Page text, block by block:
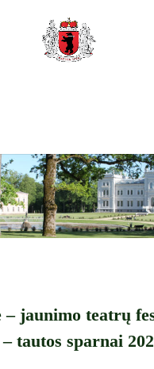
– jaunimo teatrų
tautos sparnai